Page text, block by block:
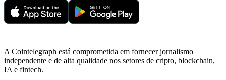
A Cointelegraph está comprometida em fornecer jornalismo
independente e de alta qualidade nos setores de cripto, blockchain,
IA e fintech.